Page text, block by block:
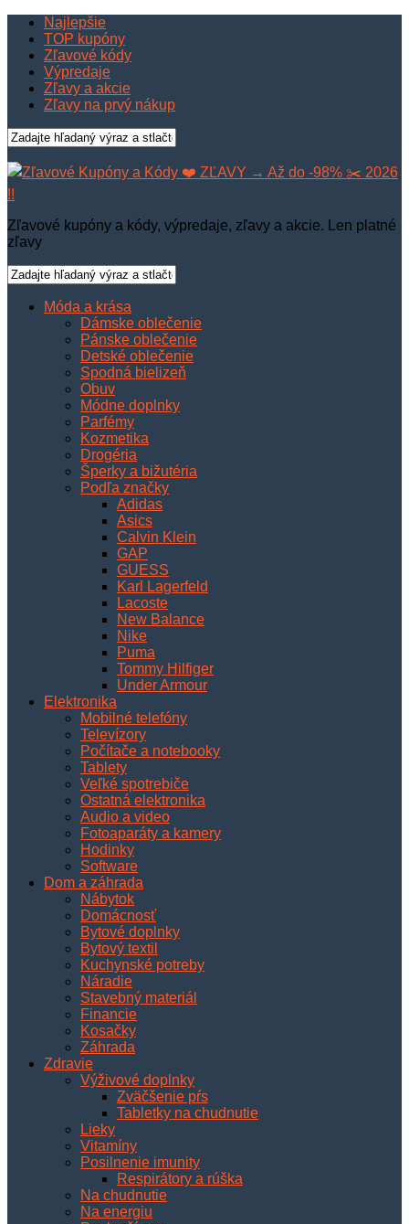
Najlepšie
TOP kupóny
Zľavové kódy
Výpredaje
Zľavy a akcie
Zľavy na prvý nákup
Zľavové kupóny a kódy, výpredaje, zľavy a akcie. Len platné
zľavy
Móda a krása
Dámske oblečenie
Pánske oblečenie
Detské oblečenie
Spodná bielizeň
Obuv
Módne doplnky
Parfémy
Kozmetika
Drogéria
Šperky a bižutéria
Podľa značky
Adidas
Asics
Calvin Klein
GAP
GUESS
Karl Lagerfeld
Lacoste
New Balance
Nike
Puma
Tommy Hilfiger
Under Armour
Elektronika
Mobilné telefóny
Televízory
Počítače a notebooky
Tablety
Veľké spotrebiče
Ostatná elektronika
Audio a video
Fotoaparáty a kamery
Hodinky
Software
Dom a záhrada
Nábytok
Domácnosť
Bytové doplnky
Bytový textil
Kuchynské potreby
Náradie
Stavebný materiál
Financie
Kosačky
Záhrada
Zdravie
Výživové doplnky
Zväčšenie pŕs
Tabletky na chudnutie
Lieky
Vitamíny
Posilnenie imunity
Respirátory a rúška
Na chudnutie
Na energiu